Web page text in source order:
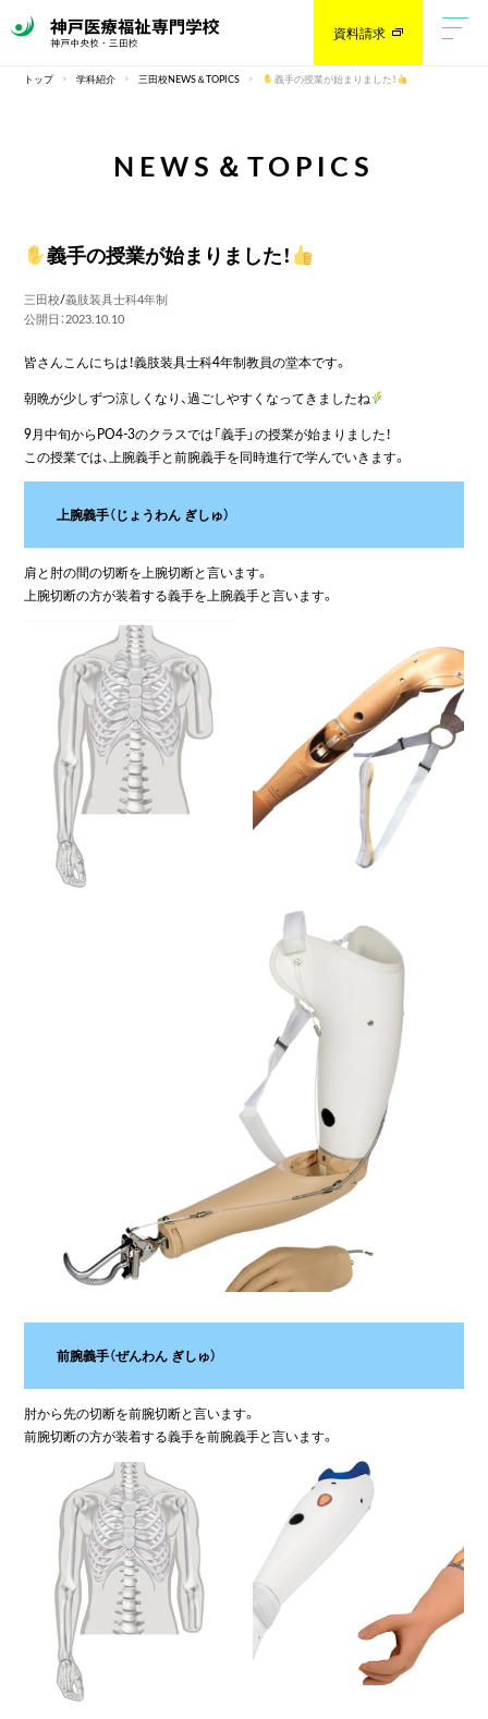
資料請求
トップ 学科紹介 三田校NEWS＆TOPICS 義手の授業が始まりました！
NEWS＆TOPICS
義手の授業が始まりました！
三田校/義肢装具士科4年制
公開日：2023.10.10
皆さんこんにちは！義肢装具士科4年制教員の堂本です。
朝晩が少しずつ涼しくなり、過ごしやすくなってきましたね
9月中旬からPO4-3のクラスでは「義手」の授業が始まりました！
この授業では、上腕義手と前腕義手を同時進行で学んでいきます。
上腕義手（じょうわん ぎしゅ）
肩と肘の間の切断を上腕切断と言います。
上腕切断の方が装着する義手を上腕義手と言います。
前腕義手（ぜんわん ぎしゅ）
肘から先の切断を前腕切断と言います。
前腕切断の方が装着する義手を前腕義手と言います。